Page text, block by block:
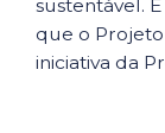
sustentável.
que o
iniciativa da